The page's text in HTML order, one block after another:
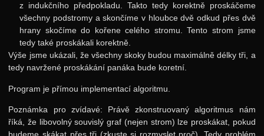
z indukčního předpokladu. Takto tedy korektně proskáčeme
všechny podstromy a skončíme v hloubce dvě odkud přes dvě
hrany skočíme do kořene celého stromu. Tento strom jsme
tedy také proskákali korektně.
Výše jsme ukázali, že všechny skoky budou maximálně délky tři, a
tedy navržené proskákání panáka bude koretní.
Program je přímou implementací algoritmu.
Poznámka pro zvídavé: Právě zkonstruovaný algoritmus nám
říká, že libovolný souvislý graf (nejen strom) lze proskákat, pokud